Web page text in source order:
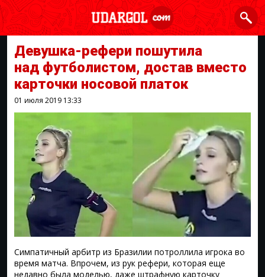
Девушка-рефери пошутила
над футболистом, достав вместо
карточки носовой платок
01 июля 2019 13:33
Симпатичный арбитр из Бразилии потроллила игрока во
время матча. Впрочем, из рук рефери, которая еще
недавно была моделью, даже штрафную карточку